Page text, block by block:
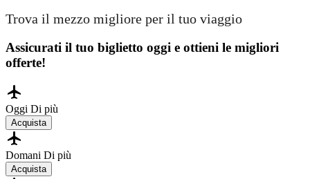
Trova il mezzo migliore per il tuo viaggio
Assicurati il ​​tuo biglietto oggi e ottieni le migliori
offerte!
Oggi Di più
Acquista
Domani Di più
Acquista